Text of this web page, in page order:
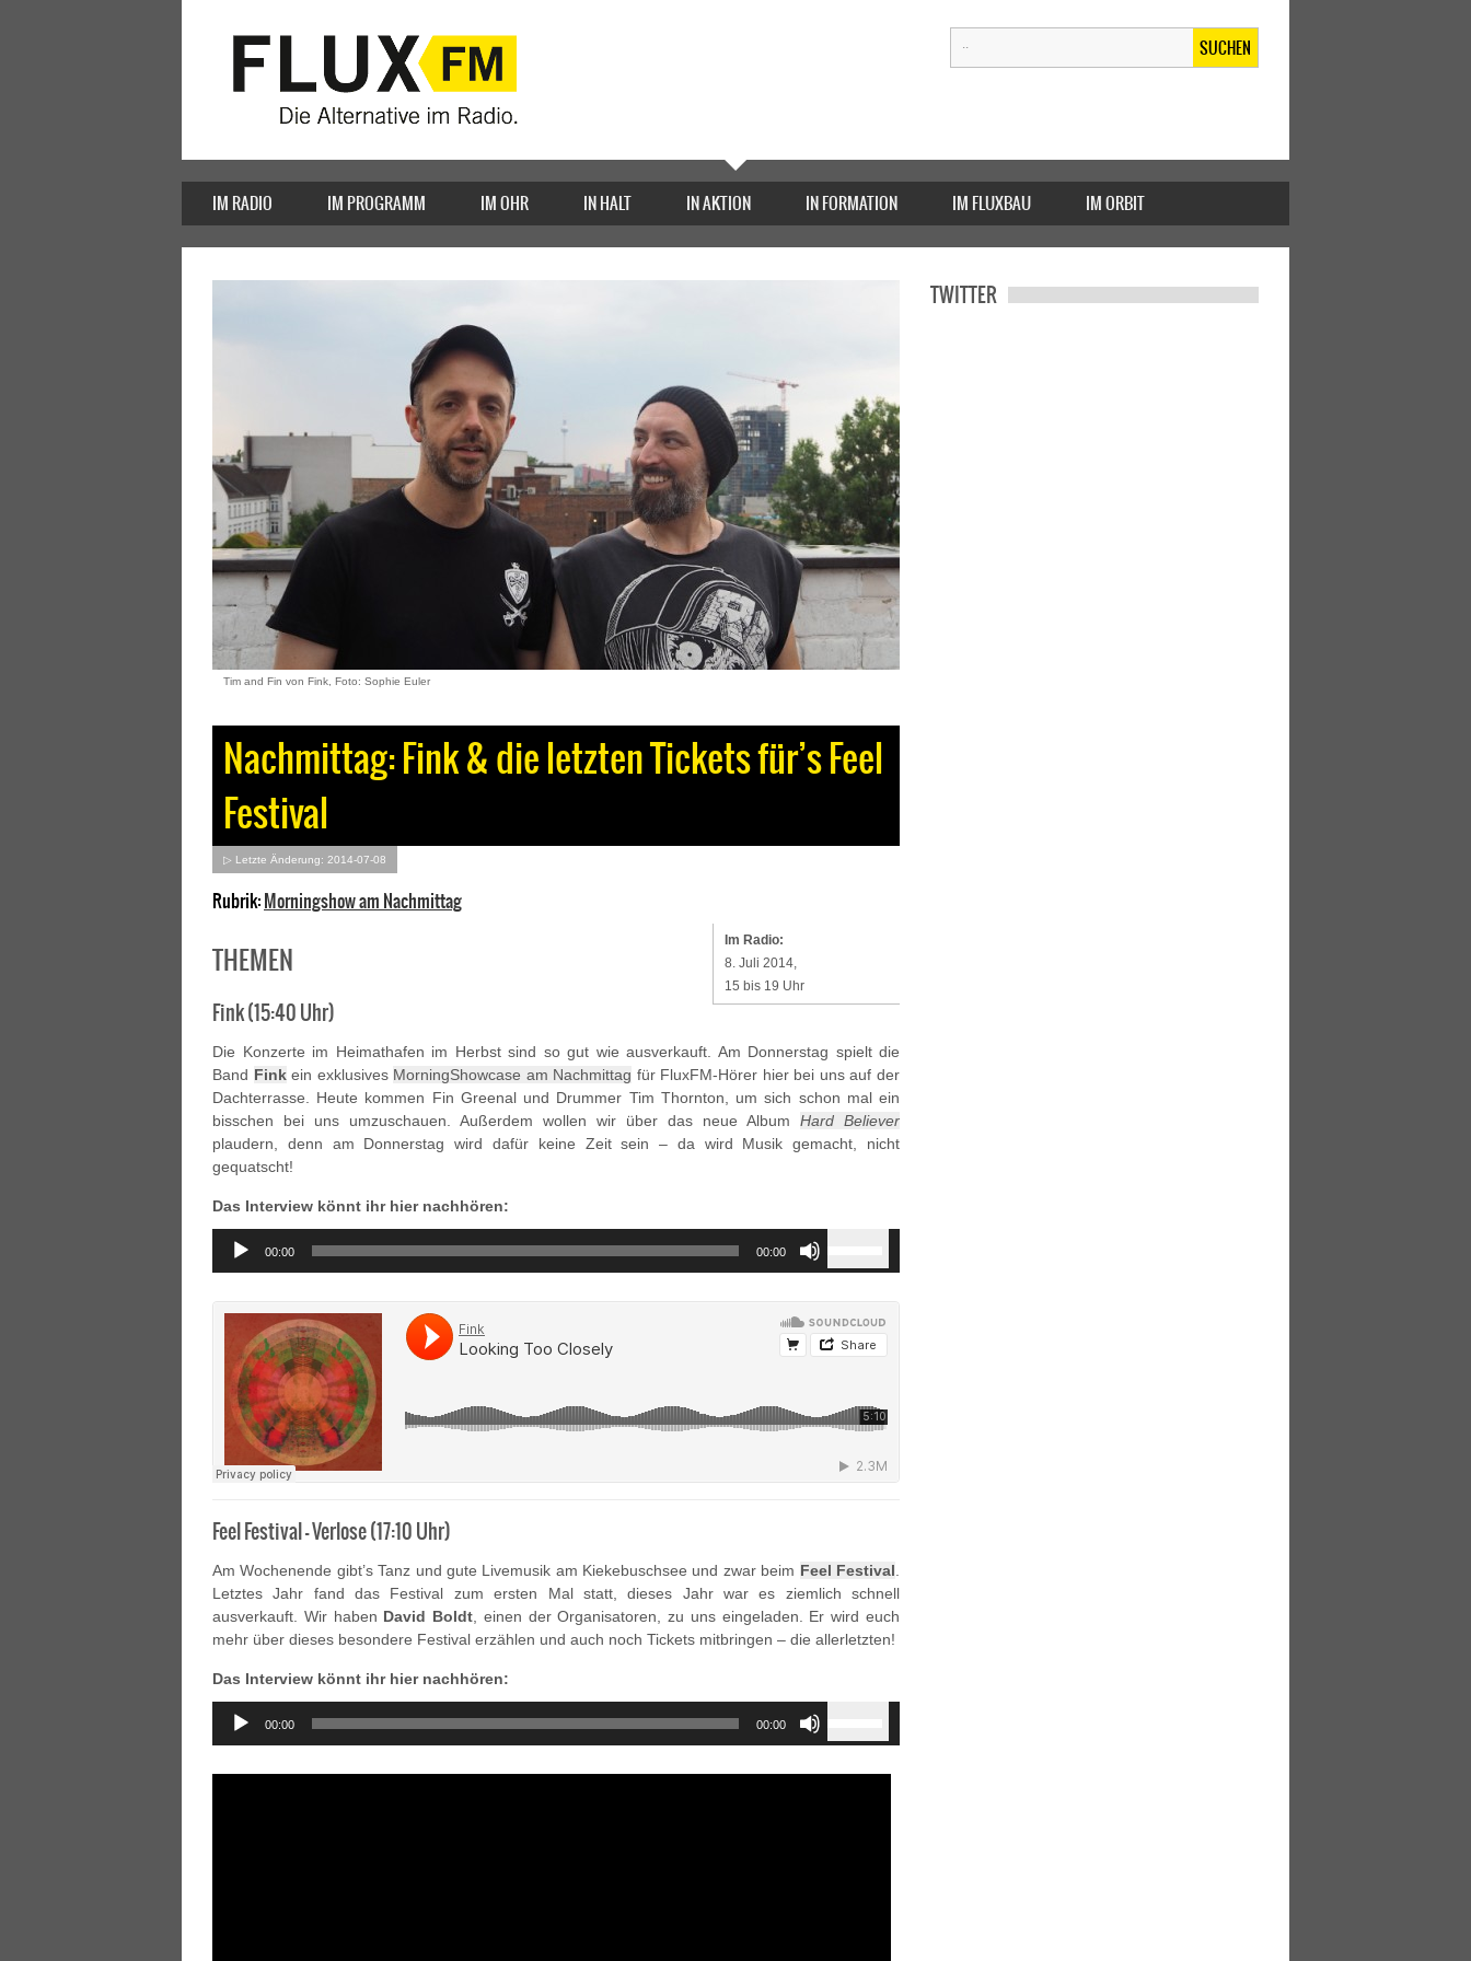
SUCHEN
IM RADIO IM PROGRAMM IM OHR IN HALT IN AKTION IN FORMATION IM FLUXBAU IM ORBIT
Tim and Fin von Fink, Foto: Sophie Euler
Nachmittag: Fink & die letzten Tickets für’s Feel
Festival
▷ Letzte Änderung: 2014-07-08
Rubrik:Morningshow am Nachmittag
Im Radio:
8. Juli 2014,
15 bis 19 Uhr
THEMEN
Fink (15:40 Uhr)
Die Konzerte im Heimathafen im Herbst sind so gut wie ausverkauft. Am Donnerstag spielt die
Band Finkein exklusives MorningShowcase am Nachmittag für FluxFM-Hörer hier bei uns auf der
Dachterrasse. Heute kommen Fin Greenal und Drummer Tim Thornton, um sich schon mal ein
bisschen bei uns umzuschauen. Außerdem wollen wir über das neue Album Hard Believer
plaudern, denn am Donnerstag wird dafür keine Zeit sein – da wird Musik gemacht, nicht
gequatscht!
Das Interview könnt ihr hier nachhören:
Audio
Player
00:00 00:00
to
increase
volume.
Feel Festival – Verlose (17:10 Uhr)
Am Wochenende gibt’s Tanz und gute Livemusik am Kiekebuschsee und zwar beim Feel Festival
Letztes Jahr fand das Festival zum ersten Mal statt, dieses Jahr war es ziemlich schnell
ausverkauft. Wir haben David Boldt , einen der Organisatoren, zu uns eingeladen. Er wird euch
mehr über dieses besondere Festival erzählen und auch noch Tickets mitbringen – die allerletzten!
Das Interview könnt ihr hier nachhören:
Audio
Player
00:00 00:00
TWITTER